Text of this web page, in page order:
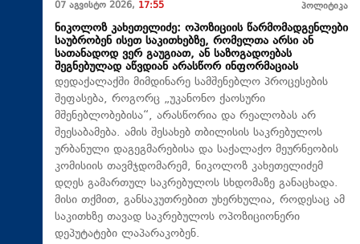
07 აგვისტო 2026, 17:55 პოლიტიკა
ნიკოლოზ კახეთელიძე: ოპოზიციის წარმომადგენლები
საუბრობენ ისეთ საკითხებზე, რომელთა არსი ან
სათანადოდ ვერ გაუგიათ, ან საზოგადოებას
შეგნებულად აწვდიან არასწორ ინფორმაციას
დედაქალაქში მიმდინარე სამშენებლო პროცესების
შეფასება, როგორც „უკანონო ქაოსური
მშენებლობებისა“, არასწორია და რეალობას არ
შეესაბამება. ამის შესახებ თბილისის საკრებულოს
ურბანული დაგეგმარებისა და საქალაქო მეურნეობის
კომისიის თავმჯდომარემ, ნიკოლოზ კახეთელიძემ
დღეს გამართულ საკრებულოს სხდომაზე განაცხადა.
მისი თქმით, განსაკუთრებით უხერხულია, როდესაც ამ
საკითხზე თავად საკრებულოს ოპოზიციონერი
დეპუტატები ლაპარაკობენ.